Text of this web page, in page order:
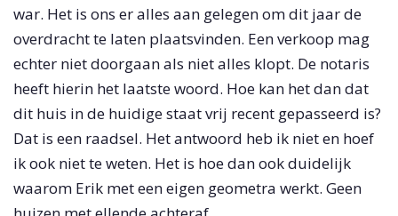
war. Het is ons er alles aan gelegen om dit jaar de
overdracht te laten plaatsvinden. Een verkoop mag
echter niet doorgaan als niet alles klopt. De notaris
heeft hierin het laatste woord. Hoe kan het dan dat
dit huis in de huidige staat vrij recent gepasseerd is?
Dat is een raadsel. Het antwoord heb ik niet en hoef
ik ook niet te weten. Het is hoe dan ook duidelijk
waarom Erik met een eigen geometra werkt. Geen